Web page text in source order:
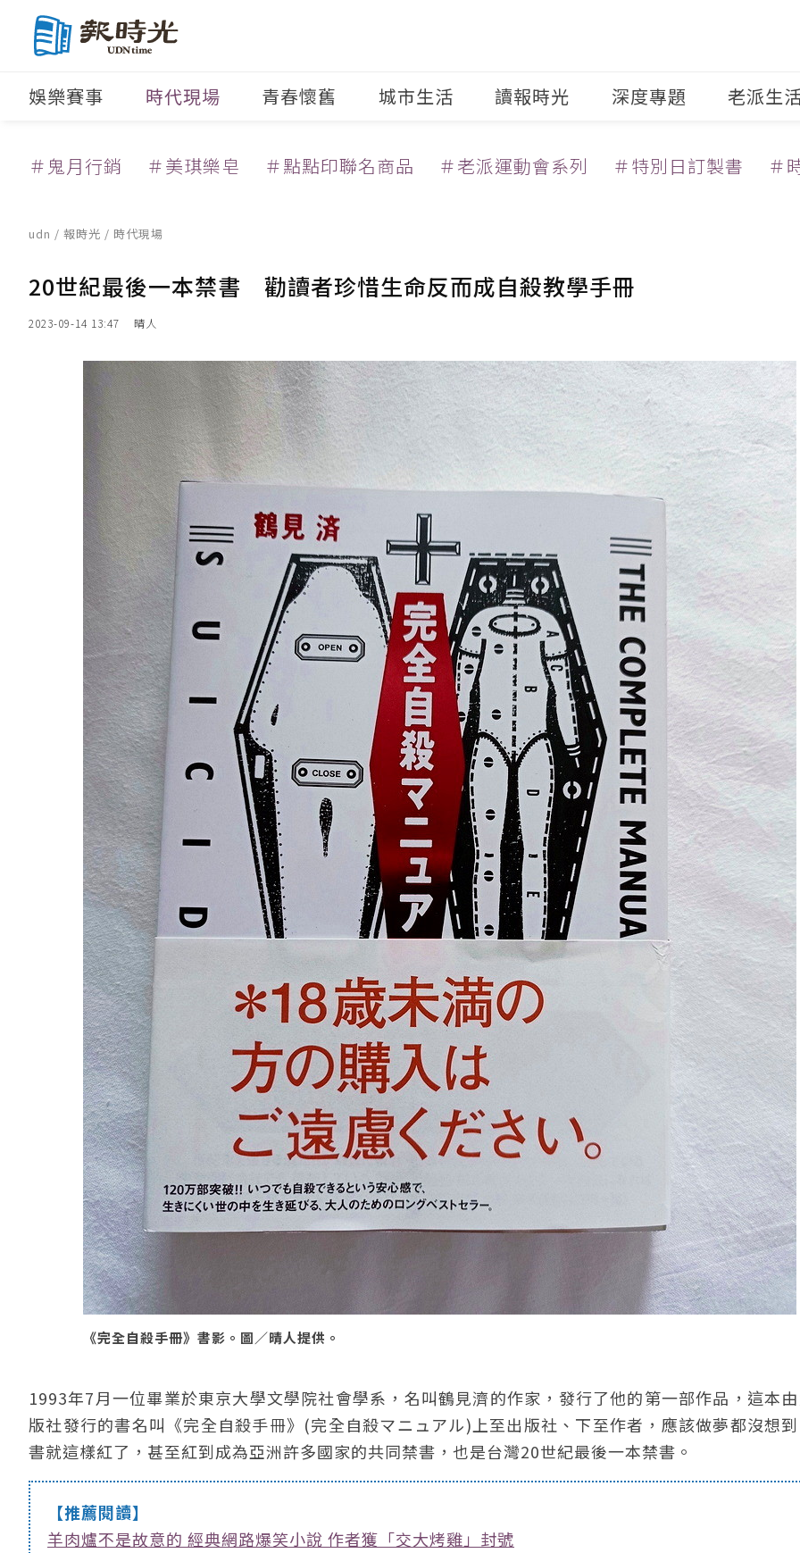
娛樂賽事 時代現場 青春懷舊 城市生活 讀報時光 深度專題 老派生
＃鬼月行銷 ＃美琪樂皂 ＃點點印聯名商品 ＃老派運動會系列 ＃特別日訂製書 ＃
udn / 報時光 / 時代現場
20世紀最後一本禁書 勸讀者珍惜生命反而成自殺教學手冊
2023-09-14 13:47 晴人
《完全自殺手冊》書影。圖／晴人提供。
1993年7月一位畢業於東京大學文學院社會學系，名叫鶴見濟的作家，發行了他的第一部作品，這本
版社發行的書名叫《完全自殺手冊》(完全自殺マニュアル)上至出版社、下至作者，應該做夢都沒想
書就這樣紅了，甚至紅到成為亞洲許多國家的共同禁書，也是台灣20世紀最後一本禁書。
【推薦閱讀】
羊肉爐不是故意的 經典網路爆笑小說 作者獲「交大烤雞」封號